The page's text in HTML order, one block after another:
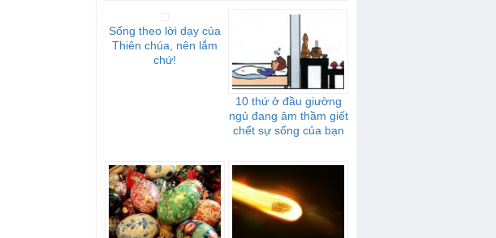
Sống theo lời dạy của
Thiên chúa, nên lắm
chứ!
10 thứ ở đầu giường
ngủ đang âm thầm giết
chết sự sống của bạn